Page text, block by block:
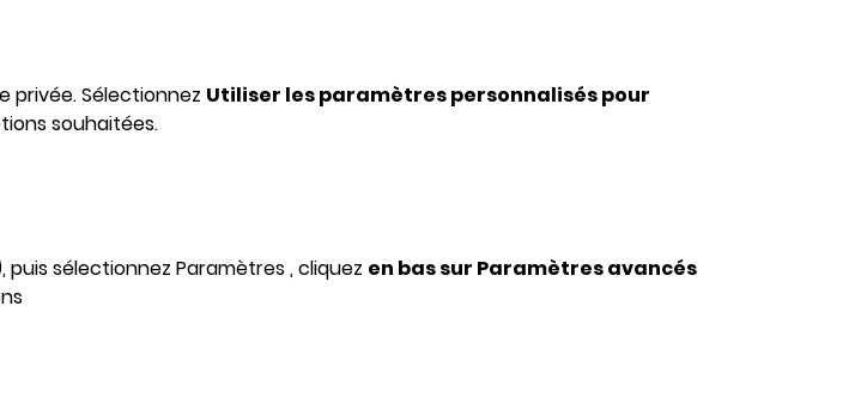
privée. Sélectionnez Utiliser les paramètres personnalisés pour
souhaitées.
sélectionnez Paramètres , cliquez en bas sur Paramètres avancés